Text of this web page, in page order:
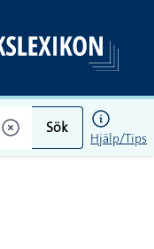
Sök
Hjälp/Tips